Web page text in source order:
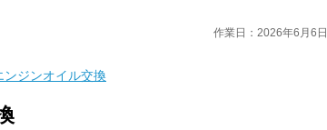
作業日：2026年6月6日
ンジンオイル交換